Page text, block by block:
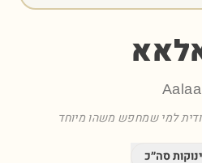
Aalaa
למי שמחפש משהו מיוחד
סה״כ